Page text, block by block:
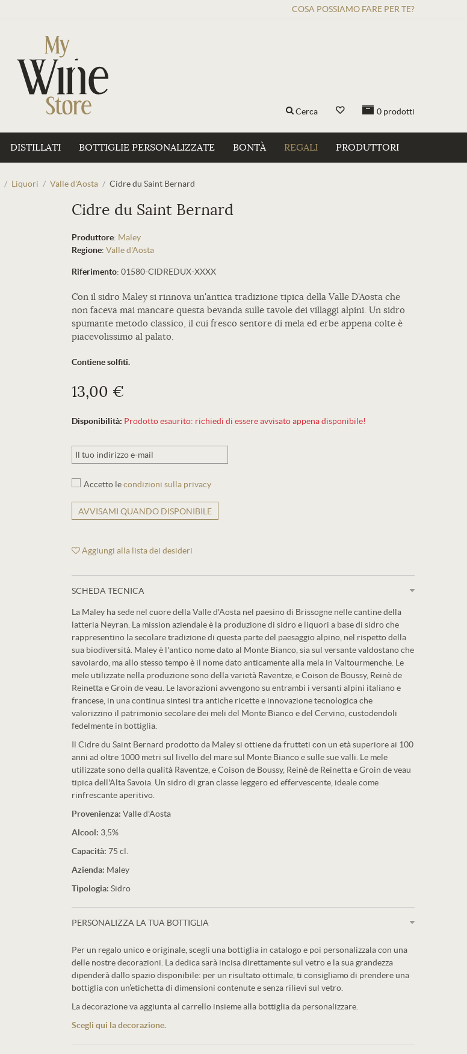
COSA POSSIAMO FARE PER TE?
0 prodotti
Cerca
DISTILLATI BOTTIGLIE PERSONALIZZATE BONTÀ REGALI PRODUTTORI
/ Liquori / Valle d'Aosta / Cidre du Saint Bernard
Cidre du Saint Bernard
Produttore: Maley
Regione: Valle d'Aosta
Riferimento: 01580-CIDREDUX-XXXX
Con il sidro Maley si rinnova un'antica tradizione tipica della Valle D'Aosta che
non faceva mai mancare questa bevanda sulle tavole dei villaggi alpini. Un sidro
spumante metodo classico, il cui fresco sentore di mela ed erbe appena colte è
piacevolissimo al palato.
Contiene solfiti.
13,00 €
Disponibilità: Prodotto esaurito: richiedi di essere avvisato appena disponibile!
Accetto lecondizioni sulla privacy
AVVISAMI QUANDO DISPONIBILE
Aggiungi alla lista dei desideri
SCHEDA TECNICA
La Maley ha sede nel cuore della Valle d'Aosta nel paesino di Brissogne nelle cantine della
latteria Neyran. La mission aziendale è la produzione di sidro e liquori a base di sidro che
rappresentino la secolare tradizione di questa parte del paesaggio alpino, nel rispetto della
sua biodiversità. Maley è l'antico nome dato al Monte Bianco, sia sul versante valdostano che
savoiardo, ma allo stesso tempo è il nome dato anticamente alla mela in Valtourmenche. Le
mele utilizzate nella produzione sono della varietà Raventze, e Coison de Boussy, Reinè de
Reinetta e Groin de veau. Le lavorazioni avvengono su entrambi i versanti alpini italiano e
francese, in una continua sintesi tra antiche ricette e innovazione tecnologica che
valorizzino il patrimonio secolare dei meli del Monte Bianco e del Cervino, custodendoli
fedelmente in bottiglia.
Il Cidre du Saint Bernard prodotto da Maley si ottiene da frutteti con un età superiore ai 100
anni ad oltre 1000 metri sul livello del mare sul Monte Bianco e sulle sue valli. Le mele
utilizzate sono della qualità Raventze, e Coison de Boussy, Reinè de Reinetta e Groin de veau
tipica dell'Alta Savoia. Un sidro di gran classe leggero ed effervescente, ideale come
rinfrescante aperitivo.
Provenienza: Valle d'Aosta
Alcool: 3,5%
Capacità: 75 cl.
Azienda: Maley
Tipologia: Sidro
PERSONALIZZA LA TUA BOTTIGLIA
Per un regalo unico e originale, scegli una bottiglia in catalogo e poi personalizzala con una
delle nostre decorazioni. La dedica sarà incisa direttamente sul vetro e la sua grandezza
dipenderà dallo spazio disponibile: per un risultato ottimale, ti consigliamo di prendere una
bottiglia con un’etichetta di dimensioni contenute e senza rilievi sul vetro.
La decorazione va aggiunta al carrello insieme alla bottiglia da personalizzare.
Scegli qui la decorazione.